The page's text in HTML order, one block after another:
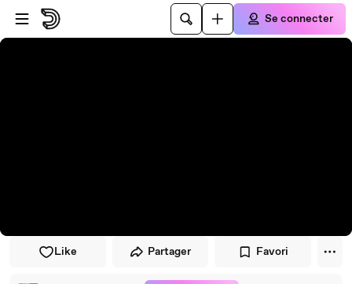
Passer au player
Passer au contenu principal
Se connecter
Like Partager Favori